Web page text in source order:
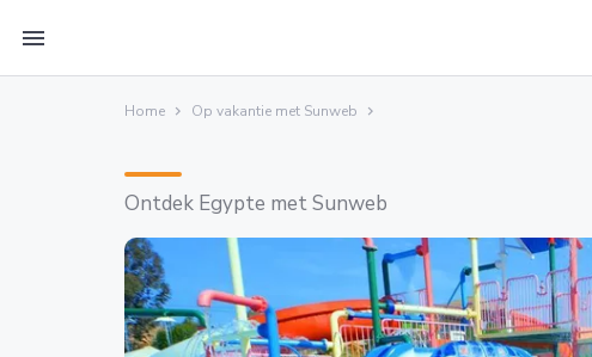
menu
Home Op vakantie met Sunweb
Ontdek Egypte met Sunweb